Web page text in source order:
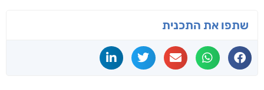
שתפו את התכנית